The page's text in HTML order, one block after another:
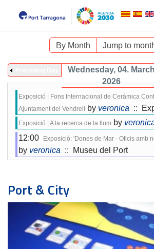
By Month Jump to
Wednesday, 04. March
2026
Exposició | Fons Internacional de Ceràmica
Ajuntament del Vendrell
by veronica ::
Exposició | A la recerca de la llum by
12:00
Exposició: 'Dones de Mar - Oficis amb
by veronica :: Museu del Port
Port & City